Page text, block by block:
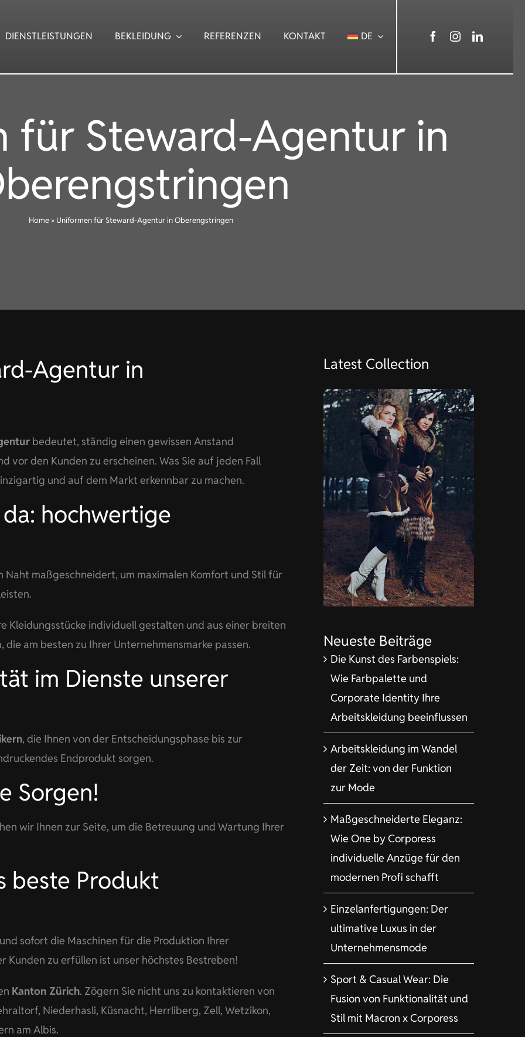
DIENSTLEISTUNGEN BEKLEIDUNG REFERENZEN KONTAKT DE
für Steward-Agentur in
Home » Uniformen für Steward-Agentur in Oberengstringen
Agentur in
bedeutet, ständig einen gewissen Anstand
vor den Kunden zu erscheinen. Was Sie auf jeden Fall
und auf dem Markt erkennbar zu machen.
hochwertige
maßgeschneidert, um maximalen Komfort und Stil für
Kleidungsstücke individuell gestalten und aus einer breiten
am besten zu Ihrer Unternehmensmarke passen.
im Dienste unserer
, die Ihnen von der Entscheidungsphase bis zur
Endprodukt sorgen.
Sorgen!
wir Ihnen zur Seite, um die Betreuung und Wartung Ihrer
beste Produkt
sofort die Maschinen für die Produktion Ihrer
Kunden zu erfüllen ist unser höchstes Bestreben!
Kanton Zürich. Zögern Sie nicht uns zu kontaktieren von
Niederhasli, Küsnacht, Herrliberg, Zell, Wetzikon,
am Albis.
Latest Collection
Neueste Beiträge
Die Kunst des Farbenspiels:
Wie Farbpalette und
Corporate Identity Ihre
Arbeitskleidung beeinflussen
Arbeitskleidung im Wandel
der Zeit: von der Funktion
zur Mode
Maßgeschneiderte Eleganz:
Wie One by Corporess
individuelle Anzüge für den
modernen Profi schafft
Einzelanfertigungen: Der
ultimative Luxus in der
Unternehmensmode
Sport & Casual Wear: Die
Fusion von Funktionalität und
Stil mit Macron x Corporess